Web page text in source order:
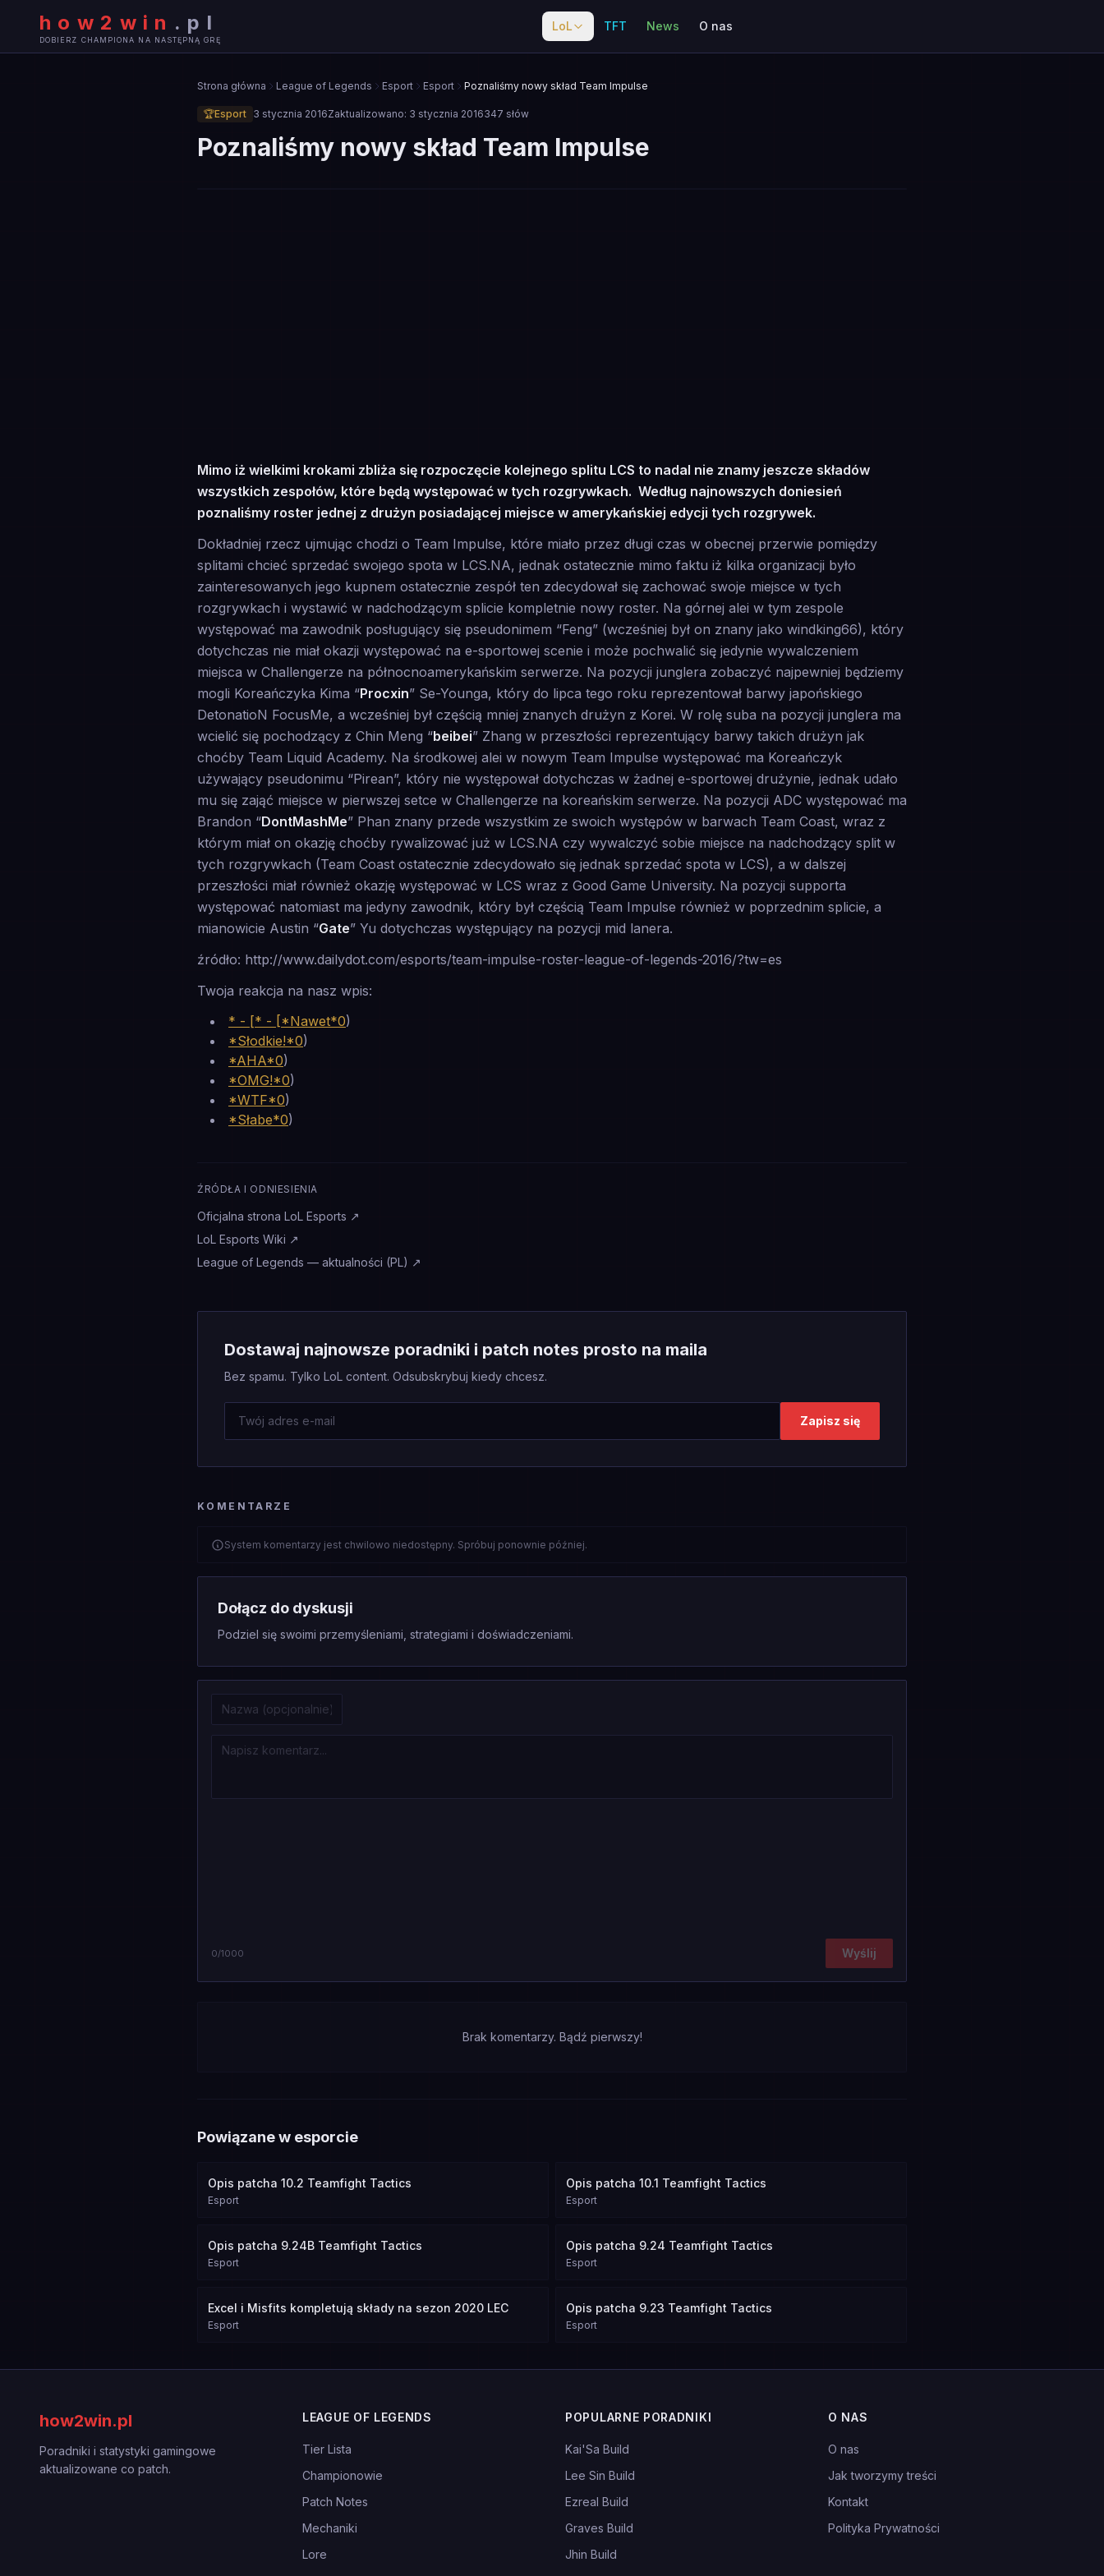
how2win . pl
DOBIERZ CHAMPIONA NA NASTĘPNĄ GRĘ
LoL TFT News O nas
Strona główna League of Legends Esport Esport Poznaliśmy nowy skład Team Impulse
🏆Esport 3 stycznia 2016Zaktualizowano: 3 stycznia 2016347 słów
Poznaliśmy nowy skład Team Impulse
Mimo iż wielkimi krokami zbliża się rozpoczęcie kolejnego splitu LCS to nadal nie znamy jeszcze składów
wszystkich zespołów, które będą występować w tych rozgrywkach. Według najnowszych doniesień
poznaliśmy roster jednej z drużyn posiadającej miejsce w amerykańskiej edycji tych rozgrywek.
Dokładniej rzecz ujmując chodzi o Team Impulse, które miało przez długi czas w obecnej przerwie pomiędzy
splitami chcieć sprzedać swojego spota w LCS.NA, jednak ostatecznie mimo faktu iż kilka organizacji było
zainteresowanych jego kupnem ostatecznie zespół ten zdecydował się zachować swoje miejsce w tych
rozgrywkach i wystawić w nadchodzącym splicie kompletnie nowy roster. Na górnej alei w tym zespole
występować ma zawodnik posługujący się pseudonimem “Feng” (wcześniej był on znany jako windking66), który
dotychczas nie miał okazji występować na e-sportowej scenie i może pochwalić się jedynie wywalczeniem
miejsca w Challengerze na północnoamerykańskim serwerze. Na pozycji junglera zobaczyć najpewniej będziemy
mogli Koreańczyka Kima “Procxin” Se-Younga, który do lipca tego roku reprezentował barwy japońskiego
DetonatioN FocusMe, a wcześniej był częścią mniej znanych drużyn z Korei. W rolę suba na pozycji junglera ma
wcielić się pochodzący z Chin Meng “beibei” Zhang w przeszłości reprezentujący barwy takich drużyn jak
choćby Team Liquid Academy. Na środkowej alei w nowym Team Impulse występować ma Koreańczyk
używający pseudonimu “Pirean”, który nie występował dotychczas w żadnej e-sportowej drużynie, jednak udało
mu się zająć miejsce w pierwszej setce w Challengerze na koreańskim serwerze. Na pozycji ADC występować ma
Brandon “DontMashMe” Phan znany przede wszystkim ze swoich występów w barwach Team Coast, wraz z
którym miał on okazję choćby rywalizować już w LCS.NA czy wywalczyć sobie miejsce na nadchodzący split w
tych rozgrywkach (Team Coast ostatecznie zdecydowało się jednak sprzedać spota w LCS), a w dalszej
przeszłości miał również okazję występować w LCS wraz z Good Game University. Na pozycji supporta
występować natomiast ma jedyny zawodnik, który był częścią Team Impulse również w poprzednim splicie, a
mianowicie Austin “Gate” Yu dotychczas występujący na pozycji mid lanera.
źródło: http://www.dailydot.com/esports/team-impulse-roster-league-of-legends-2016/?tw=es
Twoja reakcja na nasz wpis:
* - [* - [*Nawet*0)
*Słodkie!*0)
*AHA*0)
*OMG!*0)
*WTF*0)
*Słabe*0)
ŹRÓDŁA I ODNIESIENIA
Oficjalna strona LoL Esports ↗
LoL Esports Wiki ↗
League of Legends — aktualności (PL) ↗
Dostawaj najnowsze poradniki i patch notes prosto na maila
Bez spamu. Tylko LoL content. Odsubskrybuj kiedy chcesz.
Zapisz się
KOMENTARZE
System komentarzy jest chwilowo niedostępny. Spróbuj ponownie później.
Dołącz do dyskusji
Podziel się swoimi przemyśleniami, strategiami i doświadczeniami.
0/1000 Wyślij
Brak komentarzy. Bądź pierwszy!
Powiązane w esporcie
Opis patcha 10.2 Teamfight Tactics
Esport
Opis patcha 10.1 Teamfight Tactics
Esport
Opis patcha 9.24B Teamfight Tactics
Esport
Opis patcha 9.24 Teamfight Tactics
Esport
Excel i Misfits kompletują składy na sezon 2020 LEC
Esport
Opis patcha 9.23 Teamfight Tactics
Esport
how2win.pl
Poradniki i statystyki gamingowe
aktualizowane co patch.
LEAGUE OF LEGENDS
Tier Lista
Championowie
Patch Notes
Mechaniki
Lore
POPULARNE PORADNIKI
Kai'Sa Build
Lee Sin Build
Ezreal Build
Graves Build
Jhin Build
O NAS
O nas
Jak tworzymy treści
Kontakt
Polityka Prywatności